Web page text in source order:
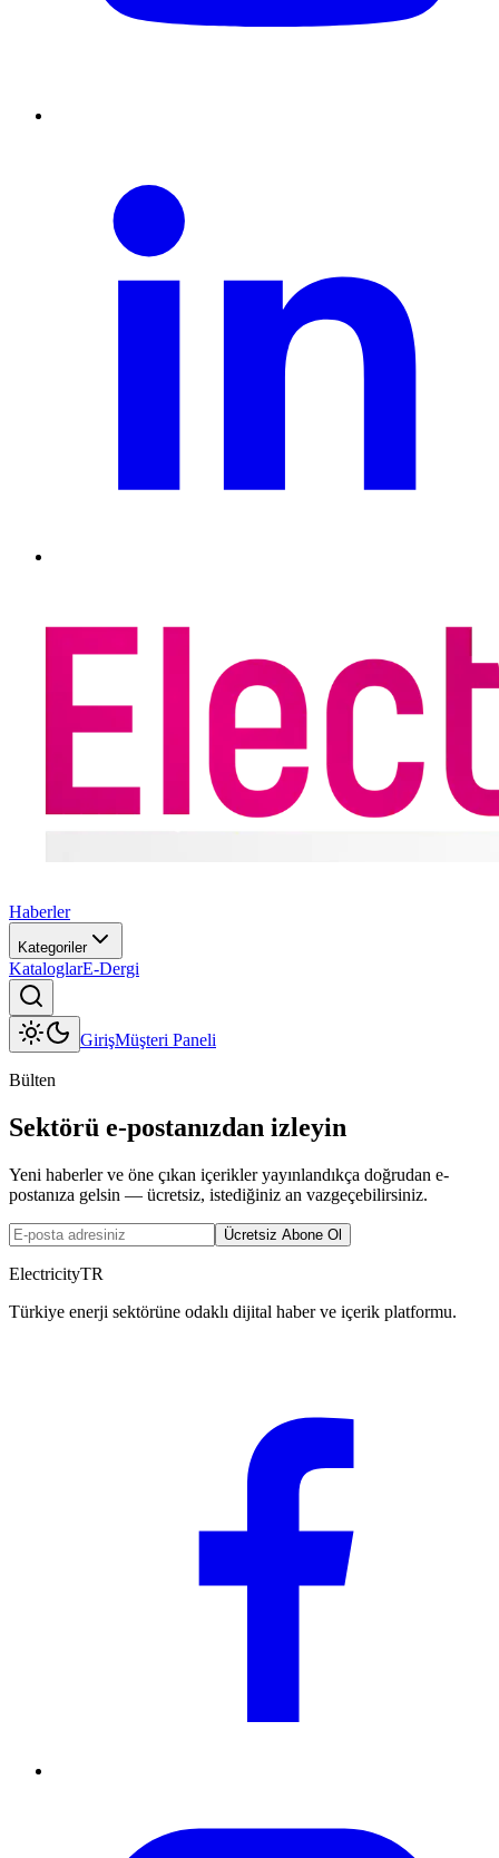
Haberler
Kategoriler
KataloglarE-Dergi
GirişMüşteri Paneli
Bülten
Sektörü e-postanızdan izleyin
Yeni haberler ve öne çıkan içerikler yayınlandıkça doğrudan e-
postanıza gelsin — ücretsiz, istediğiniz an vazgeçebilirsiniz.
Ücretsiz Abone Ol
ElectricityTR
Türkiye enerji sektörüne odaklı dijital haber ve içerik platformu.